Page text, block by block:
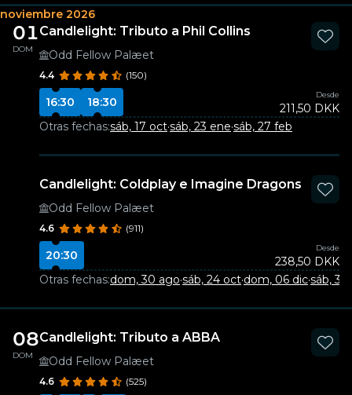
noviembre 2026
01
DOM
Candlelight: Tributo a Phil Collins
Odd Fellow Palæet
4.4 (150)
16:30 18:30
Desde
211,50 DKK
Otras fechas:sáb, 17 oct·sáb, 23 ene·sáb, 27 feb
Candlelight: Coldplay e Imagine Dragons
Odd Fellow Palæet
4.6 (911)
20:30
Desde
238,50 DKK
Otras fechas:dom, 30 ago·sáb, 24 oct·dom, 06 dic·sáb,
08
DOM
Candlelight: Tributo a ABBA
Odd Fellow Palæet
4.6 (525)